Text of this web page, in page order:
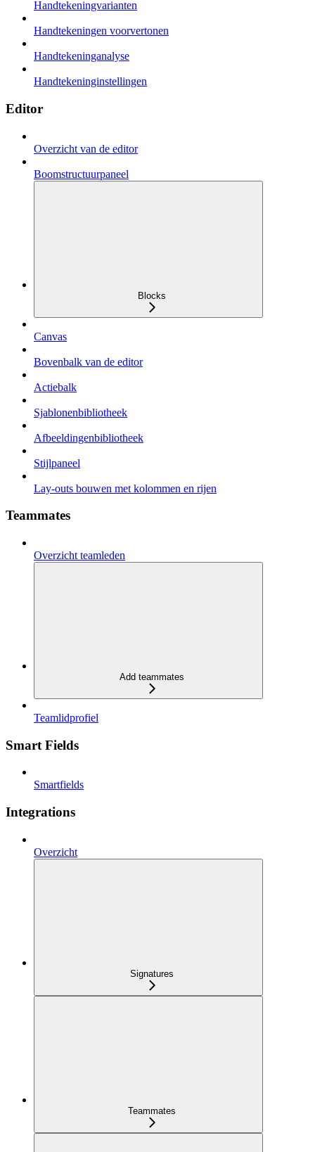
Handtekeningvarianten
Handtekeningen voorvertonen
Handtekeninganalyse
Handtekeninginstellingen
Editor
Overzicht van de editor
Boomstructuurpaneel
Blocks
Canvas
Bovenbalk van de editor
Actiebalk
Sjablonenbibliotheek
Afbeeldingenbibliotheek
Stijlpaneel
Lay-outs bouwen met kolommen en rijen
Teammates
Overzicht teamleden
Add teammates
Teamlidprofiel
Smart Fields
Smartfields
Integrations
Overzicht
Signatures
Teammates